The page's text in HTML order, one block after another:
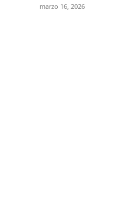
marzo 16, 2026